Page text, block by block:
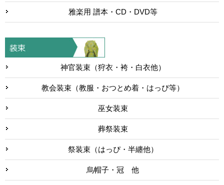
雅楽用 譜本・CD・DVD等
神官装束（狩衣・袴・白衣他）
教会装束（教服・おつとめ着・はっぴ等）
巫女装束
葬祭装束
祭装束（はっぴ・半纏他）
烏帽子・冠 他